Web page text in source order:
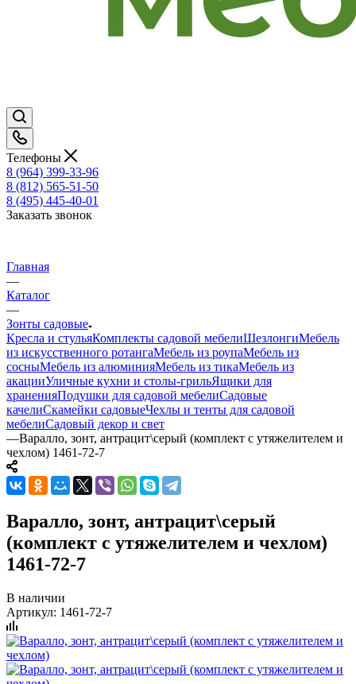
Телефоны
8 (964) 399-33-96
8 (812) 565-51-50
8 (495) 445-40-01
Заказать звонок
Главная
—
Каталог
—
Зонты садовые
Кресла и стульяКомплекты садовой мебелиШезлонгиМебель
из искусственного ротангаМебель из роупаМебель из
сосныМебель из алюминияМебель из тикаМебель из
акацииУличные кухни и столы-грильЯщики для
храненияПодушки для садовой мебелиСадовые
качелиСкамейки садовыеЧехлы и тенты для садовой
мебелиСадовый декор и свет
—Варалло, зонт, антрацит\серый (комплект с утяжелителем и
чехлом) 1461-72-7
Варалло, зонт, антрацит\серый
(комплект с утяжелителем и чехлом)
1461-72-7
В наличии
Артикул: 1461-72-7